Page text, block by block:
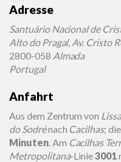
Adresse
Santuário Nacional de
Alto do Pragal, Av. Cristo
2800-058 Almada
Portugal
Anfahrt
Aus dem Zentrum von
do Sodrénach Cacilhas;
Minuten. Am Cacilhas
Metropolitana-Linie3001